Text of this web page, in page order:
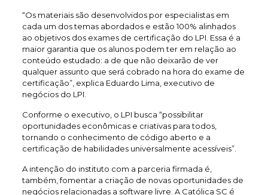
“Os materiais são desenvolvidos por especialistas em
cada um dos temas abordados e estão 100% alinhados
ao objetivos dos exames de certificação do LPI. Essa é a
maior garantia que os alunos podem ter em relação ao
conteúdo estudado: a de que não deixarão de ver
qualquer assunto que será cobrado na hora do exame de
certificação”, explica Eduardo Lima, executivo de
negócios do LPI.
Conforme o executivo, o LPI busca “possibilitar
oportunidades econômicas e criativas para todos,
tornando o conhecimento de código aberto e a
certificação de habilidades universalmente acessíveis”.
A intenção do instituto com a parceria firmada é,
também, fomentar a criação de novas oportunidades de
negócios relacionadas a software livre. A Católica SC é